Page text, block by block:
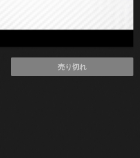
売り切れ